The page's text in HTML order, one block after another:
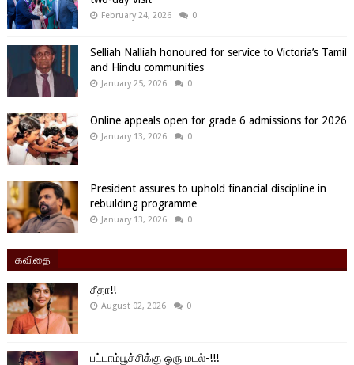
February 24, 2026 0
Selliah Nalliah honoured for service to Victoria’s Tamil
and Hindu communities
January 25, 2026 0
Online appeals open for grade 6 admissions for 2026
January 13, 2026 0
President assures to uphold financial discipline in
rebuilding programme
January 13, 2026 0
கவிதை
சீதா!!
August 02, 2026 0
பட்டாம்பூச்சிக்கு ஒரு மடல்-!!!